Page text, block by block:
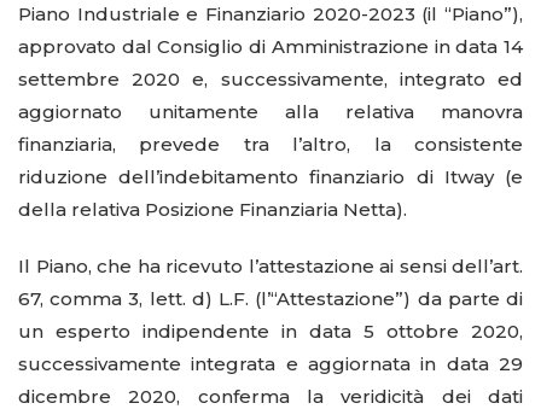
Piano Industriale e Finanziario 2020-2023 (il “Piano”),
approvato dal Consiglio di Amministrazione in data 14
settembre 2020 e, successivamente, integrato ed
aggiornato unitamente alla relativa manovra
finanziaria, prevede tra l’altro, la consistente
riduzione dell’indebitamento finanziario di Itway (e
della relativa Posizione Finanziaria Netta).
Il Piano, che ha ricevuto l’attestazione ai sensi dell’art.
67, comma 3, lett. d) L.F. (l’“Attestazione”) da parte di
un esperto indipendente in data 5 ottobre 2020,
successivamente integrata e aggiornata in data 29
dicembre 2020, conferma la veridicità dei dati